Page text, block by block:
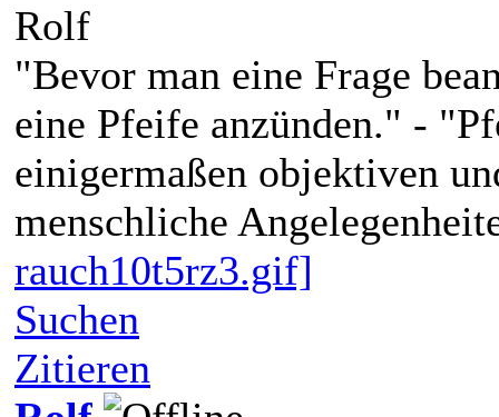
Rolf
"Bevor man eine Frage
eine Pfeife anzünden." -
einigermaßen objektiven
menschliche
rauch10t5rz3.gif]
Suchen
Zitieren